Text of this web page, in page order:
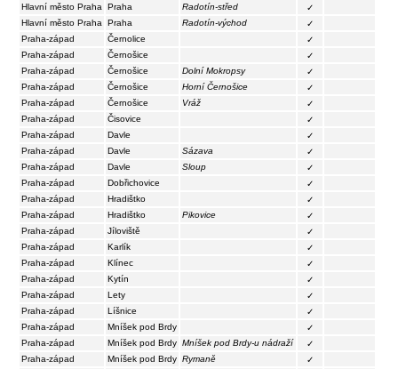
Hlavní město Praha
Praha Radotín-střed
✓
Hlavní město Praha
Praha Radotín-východ
✓
Praha-západ
Černolice
✓
Praha-západ
Černošice
✓
Praha-západ
Černošice Dolní Mokropsy
✓
Praha-západ
Černošice Horní Černošice
✓
Praha-západ
Černošice Vráž
✓
Praha-západ
Čisovice
✓
Praha-západ
Davle
✓
Praha-západ
Davle Sázava
✓
Praha-západ
Davle Sloup
✓
Praha-západ
Dobřichovice
✓
Praha-západ
Hradištko
✓
Praha-západ
Hradištko Pikovice
✓
Praha-západ
Jíloviště
✓
Praha-západ
Karlík
✓
Praha-západ
Klínec
✓
Praha-západ
Kytín
✓
Praha-západ
Lety
✓
Praha-západ
Líšnice
✓
Praha-západ
Mníšek pod Brdy
✓
Praha-západ
Mníšek pod Brdy Mníšek pod Brdy-u nádraží
✓
Praha-západ
Mníšek pod Brdy Rymaně
✓